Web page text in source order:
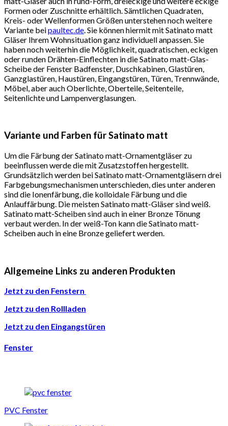
Formen oder Zuschnitte erhältlich. Sämtlichen Quadraten,
Kreis- oder Wellenformen Größen unterstehen noch weitere
Variante beipaultec.de . Sie können hiermit mit Satinato matt
Gläser Ihrem Wohnsituation ganz individuell anpassen. Sie
haben noch weiterhin die Möglichkeit, quadratischen, eckigen
oder runden Drähten-Einflechten in die Satinato matt-Glas-
Scheibe der Fenster Badfenster, Duschkabinen, Glastüren,
Ganzglastüren, Haustüren, Eingangstüren, Türen, Trennwände,
Möbel, aber auch Oberlichte, Oberteile, Seitenteile,
Seitenlichte und Lampenverglasungen.
Variante und Farben für Satinato matt
Um die Färbung der Satinato matt-Ornamentgläser zu
beeinflussen werde die mit Zusatzstoffen hergestellt.
Grundsätzlich werden bei Satinato matt-Ornamentgläsern drei
Farbgebungsmechanismen unterschieden, dies unter anderen
sind die Ionenfärbung, die kolloidale Färbung und die
Anlauffärbung. Die meisten Satinato matt-Gläser sind weiß.
Satinato matt-Scheiben sind auch in einer Bronze Tönung
verbaut werden. In der weiß-Ton kann die Satinato matt-
Scheiben auch in eine Bronze geliefert werden.
Allgemeine Links zu anderen Produkten
Jetzt zu den Fenstern
Jetzt zu den Rollladen
Jetzt zu den Eingangstüren
Fenster
PVC Fenster